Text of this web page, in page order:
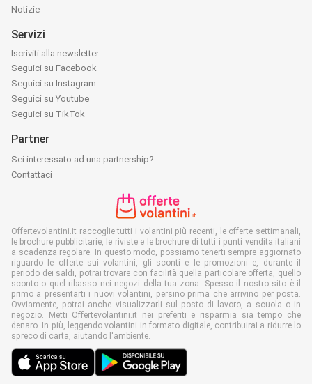
Notizie
Servizi
Iscriviti alla newsletter
Seguici su Facebook
Seguici su Instagram
Seguici su Youtube
Seguici su TikTok
Partner
Sei interessato ad una partnership?
Contattaci
Offertevolantini.it raccoglie tutti i volantini più recenti, le offerte settimanali,
le brochure pubblicitarie, le riviste e le brochure di tutti i punti vendita italiani
a scadenza regolare. In questo modo, possiamo tenerti sempre aggiornato
riguardo le offerte sui volantini, gli sconti e le promozioni e, durante il
periodo dei saldi, potrai trovare con facilità quella particolare offerta, quello
sconto o quel ribasso nei negozi della tua zona. Spesso il nostro sito è il
primo a presentarti i nuovi volantini, persino prima che arrivino per posta.
Ovviamente, potrai anche visualizzarli sul posto di lavoro, a scuola o in
negozio. Metti Offertevolantini.it nei preferiti e risparmia sia tempo che
denaro. In più, leggendo volantini in formato digitale, contribuirai a ridurre lo
spreco di carta, aiutando l'ambiente.